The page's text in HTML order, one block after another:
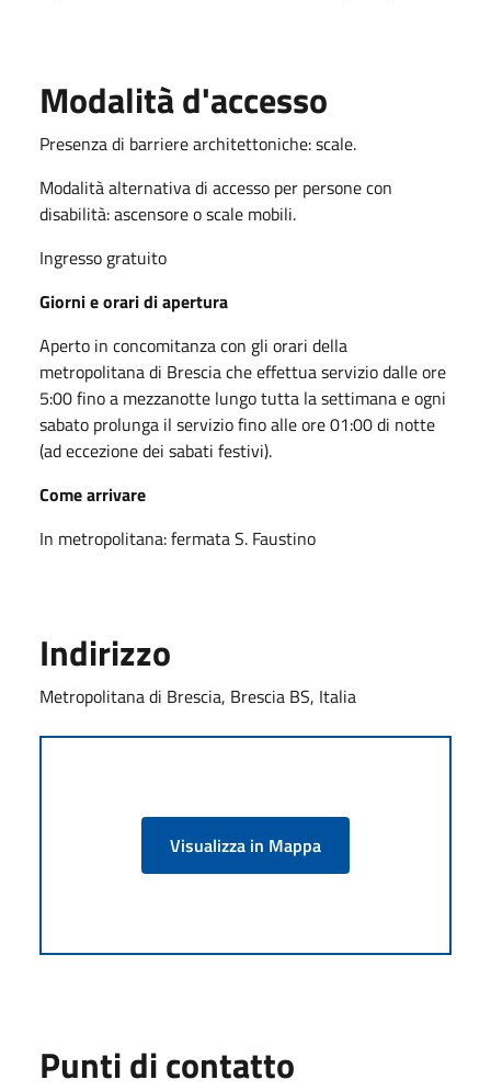
Modalità d'accesso
Presenza di barriere architettoniche: scale.
Modalità alternativa di accesso per persone con
disabilità: ascensore o scale mobili.
Ingresso gratuito
Giorni e orari di apertura
Aperto in concomitanza con gli orari della
metropolitana di Brescia che effettua servizio dalle ore
5:00 fino a mezzanotte lungo tutta la settimana e ogni
sabato prolunga il servizio fino alle ore 01:00 di notte
(ad eccezione dei sabati festivi).
Come arrivare
In metropolitana: fermata S. Faustino
Indirizzo
Metropolitana di Brescia, Brescia BS, Italia
Visualizza in Mappa
Punti di contatto